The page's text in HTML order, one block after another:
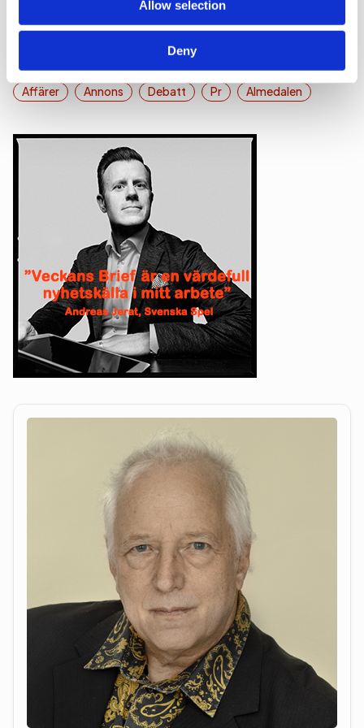
Allow selection
Deny
Se alla nyheter
Utvalda kategorier
Affärer
Annons Debatt Pr Almedalen